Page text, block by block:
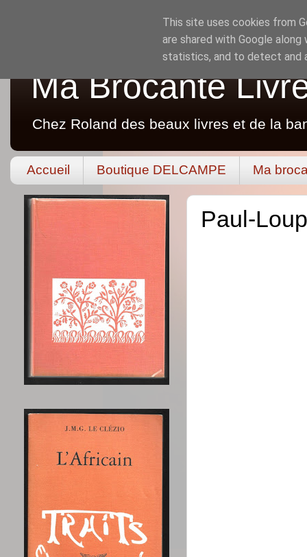
Ma Brocante
Chez Roland des beaux livres et de la
Accueil Boutique DELCAMPE Ma
Paul-
This site uses cookies from
are shared with Google
statistics, and to detect and